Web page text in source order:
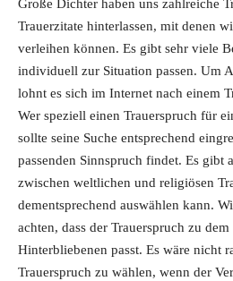
Große Dichter haben uns zahlreiche
Trauerzitate hinterlassen, mit denen
verleihen können. Es gibt sehr viele
individuell zur Situation passen. Um
lohnt es sich im Internet nach einem
Wer speziell einen Trauerspruch für
sollte seine Suche entsprechend
passenden Sinnspruch findet. Es gibt
zwischen weltlichen und religiösen
dementsprechend auswählen kann.
achten, dass der Trauerspruch zu
Hinterbliebenen passt. Es wäre nicht
Trauerspruch zu wählen, wenn der